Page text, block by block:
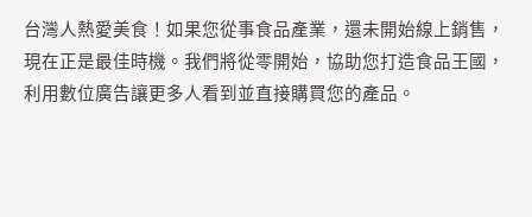
台灣人熱愛美食！如果您從事食品產業，還未開始線上銷售，
現在正是最佳時機。我們將從零開始，協助您打造食品王國，
利用數位廣告讓更多人看到並直接購買您的產品。